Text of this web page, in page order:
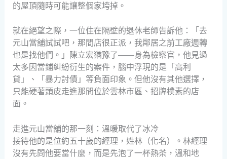
的屋頂隨時可能讓整個家垮掉。
就在絕望之際，一位住在隔壁的退休老師告訴他：「去
元山當舖試試吧，那間店很正派，我鄰居之前工廠週轉
也是找他們。」陳立宏猶豫了——身為檢察官，他見過
太多因當鋪糾紛衍生的案件，腦中浮現的是「高利
貸」、「暴力討債」等負面印象。但他沒有其他選擇，
只能硬著頭皮走進那間位於雲林市區、招牌樸素的店
面。
走進元山當舖的那一刻：溫暖取代了冰冷
接待他的是位約五十歲的經理，姓林（化名）。林經理
沒有先問他要當什麼，而是先泡了一杯熱茶，溫和地